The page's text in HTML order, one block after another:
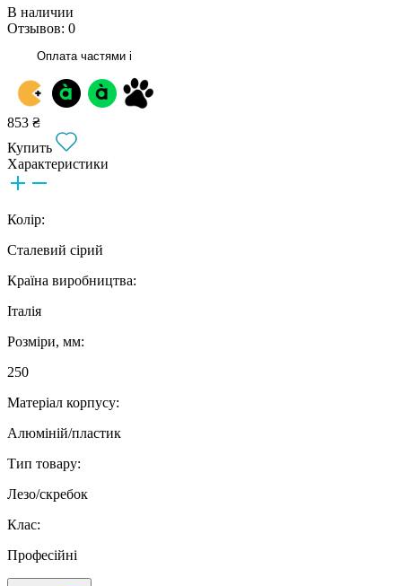
В наличии
Отзывов: 0
Оплата частями i
853 ₴
Купить
Характеристики
Колір:
Сталевий сірий
Країна виробництва:
Італія
Розміри, мм:
250
Матеріал корпусу:
Алюміній/пластик
Тип товару:
Лезо/скребок
Клас:
Професійні